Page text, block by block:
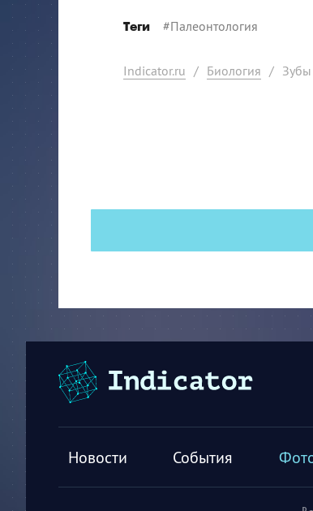
Теги #Палеонтология
Indicator.ru / Биология /
Новости События